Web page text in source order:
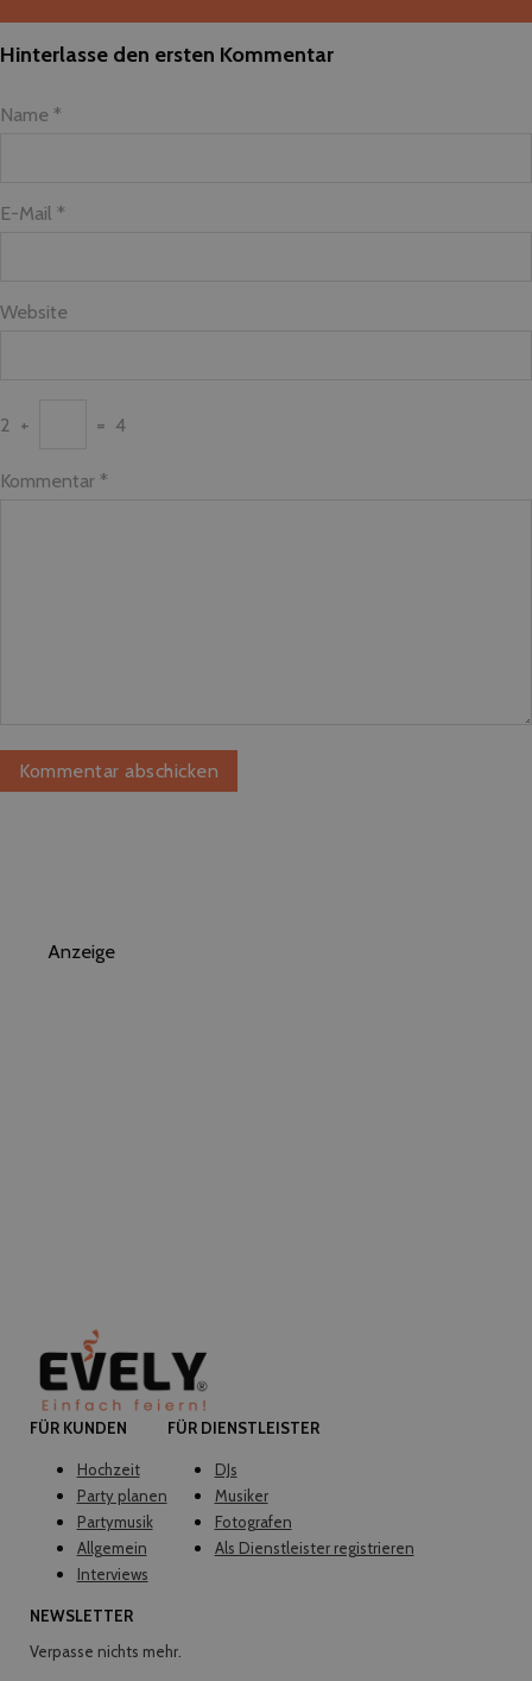
Hinterlasse den ersten Kommentar
Name *
E-Mail *
Website
2 + = 4
Kommentar *
Anzeige
FÜR KUNDEN
Hochzeit
Party planen
Partymusik
Allgemein
Interviews
FÜR DIENSTLEISTER
DJs
Musiker
Fotografen
Als Dienstleister registrieren
NEWSLETTER
Verpasse nichts mehr.